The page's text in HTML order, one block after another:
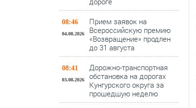
08:46
04.08.2026
Прием заявок на
Всероссийскую премию
«Возвращение» продлен
до 31 августа
08:41
03.08.2026
Дорожно-транспортная
обстановка на дорогах
Кунгурского округа за
прошедшую неделю